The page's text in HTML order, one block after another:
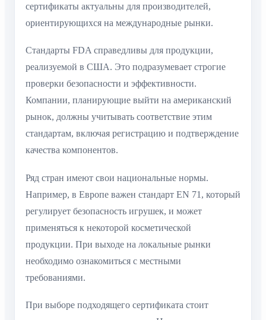
сертификаты актуальны для производителей,
ориентирующихся на международные рынки.
Стандарты FDA справедливы для продукции,
реализуемой в США. Это подразумевает строгие
проверки безопасности и эффективности.
Компании, планирующие выйти на американский
рынок, должны учитывать соответствие этим
стандартам, включая регистрацию и подтверждение
качества компонентов.
Ряд стран имеют свои национальные нормы.
Например, в Европе важен стандарт EN 71, который
регулирует безопасность игрушек, и может
применяться к некоторой косметической
продукции. При выходе на локальные рынки
необходимо ознакомиться с местными
требованиями.
При выборе подходящего сертификата стоит